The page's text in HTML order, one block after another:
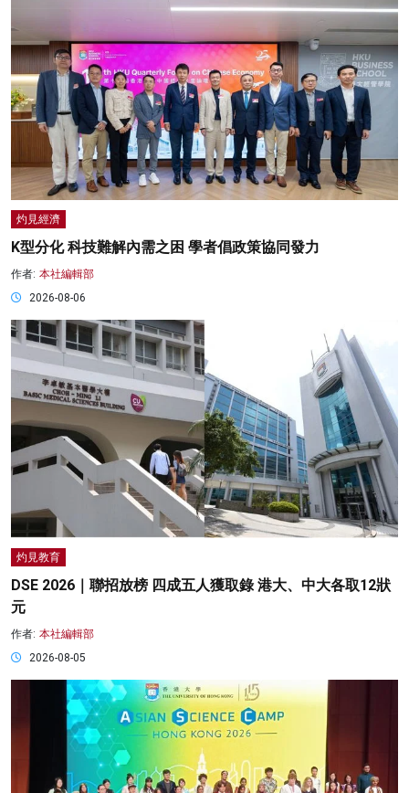
灼見經濟
K型分化 科技難解內需之困 學者倡政策協同發力
作者: 本社編輯部
2026-08-06
灼見教育
DSE 2026｜聯招放榜 四成五人獲取錄 港大、中大各取12狀
元
作者: 本社編輯部
2026-08-05